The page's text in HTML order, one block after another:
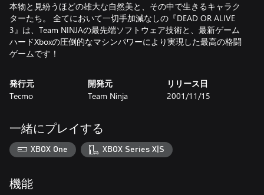
本物と見紛うほどの雄大な自然美と、その中で生きるキャラク
ターたち。 全てにおいて一切手加減なしの『DEAD OR ALIVE
3』は、Team NINJAの最先端ソフトウェア技術と、最新ゲーム
ハードXboxの圧倒的なマシンパワーにより実現した最高の格闘
ゲームです！
発行元
Tecmo
開発元
Team Ninja
リリース日
2001/11/15
一緒にプレイする
XBOX One XBOX Series X|S
機能